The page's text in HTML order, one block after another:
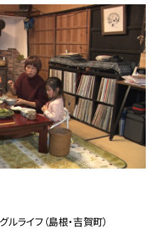
ライフ（島根・吉賀町）